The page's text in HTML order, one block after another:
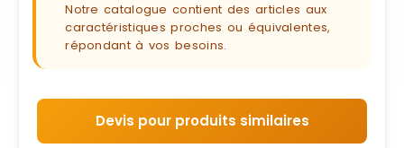
Notre catalogue contient des articles aux
caractéristiques proches ou équivalentes,
répondant à vos besoins.
Devis pour produits similaires